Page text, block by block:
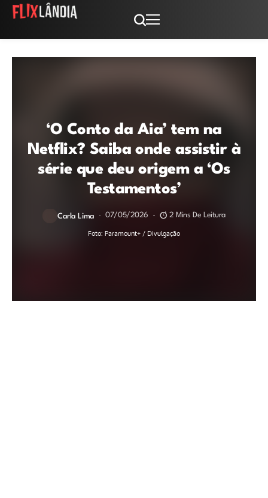
‘O Conto da Aia’ tem na
Netflix? Saiba onde assistir à
série que deu origem a ‘Os
Testamentos’
Carla Lima 07/05/2026 2 Mins De Leitura
Foto: Paramount+ / Divulgação